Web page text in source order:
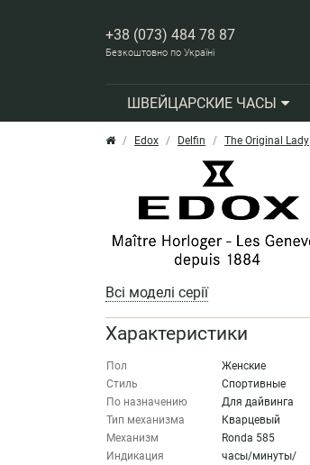
+38 (073) 484 78 87
Безкоштовно по Україні
ШВЕЙЦАРСКИЕ ЧАСЫ
Edox Delfin The Original Lady
Всі моделі серії
Характеристики
Пол
Женские
Стиль
Спортивные
По назначению
Для дайвинга
Тип механизма
Кварцевый
Механизм
Ronda 585
Индикация
часы/минуты/